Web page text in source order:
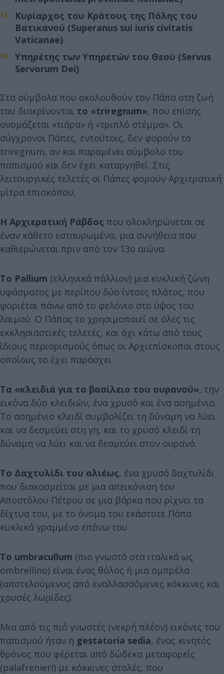
Κυρίαρχος του Κράτους της Πόλης του
Βατικανού (Superanus sui iuris civitatis
Vaticanae)
Υπηρέτης των Υπηρετών του Θεού (Servus
Servorum Dei)
Στα σύμβολα που ακολουθούν τον Πάπα στη ζωή
του διακρίνονται το «triregnum», που επίσης
ονομάζεται «τιάρα» ή «τριπλό στέμμα». Οι
σύγχρονοι Πάπες, εντούτοις, δεν φορούν το
triregnum, αν και παραμένει σύμβολο του
παπισμού και δεν έχει καταργηθεί. Στις
λειτουργικές τελετές οι Πάπες φορούν Αρχιερατική
μίτρα επισκόπου.
Η Αρχιερατική Ράβδος που ολοκληρώνεται σε
έναν κάθετο εσταυρωμένο, μια συνήθεια που
καθιερώνεται πριν από τον 13ο αιώνα.
Το Pallium (ελληνικά πάλλιον) μια κυκλική ζώνη
υφάσματος με περίπου δύο ίντσες πλάτος, που
φοριέται πάνω από το φελόνιο στο ύψος του
λαιμού. Ο Πάπας το χρησιμοποιεί σε όλες τις
εκκλησιαστικές τελετές, και όχι κάτω από τους
ίδιους περιορισμούς όπως οι Αρχιεπίσκοποι στους
οποίους το έχει παράσχει.
Τα «κλειδιά για το βασίλειο του ουρανού», την
εικόνα δύο κλειδιών, ένα χρυσό και ένα ασημένιο.
Το ασημένιο κλειδί συμβολίζει τη δύναμη να λύει
και να δεσμεύει στη γη, και το χρυσό κλειδί τη
δύναμη να λύει και να δεσμεύει στον ουρανό.
Το Δαχτυλίδι του αλιέως, ένα χρυσό δαχτυλίδι
που διακοσμείται με μια απεικόνιση του
Αποστόλου Πέτρου σε μια βάρκα που ρίχνει τα
δίχτυα του, με το όνομα του εκάστοτε Πάπα
κυκλικά γραμμένο επάνω του.
Το umbracullum (πιο γνωστό στα ιταλικά ως
ombrellino) είναι ένας θόλος ή μια ομπρέλα
(αποτελούμενος από εναλλασσόμενες κόκκινες και
χρυσές λωρίδες).
Μια από τις πιό γνωστές (νεκρή πλέον) εικόνες του
παπισμού ήταν η gestatoria sedia, ένας κινητός
θρόνος που φέρεται από δώδεκα μεταφορείς
(palafrenieri) με κόκκινες στολές, που